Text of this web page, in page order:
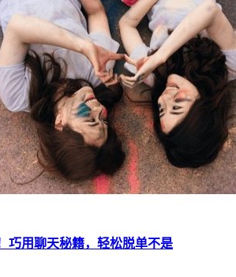
巧用聊天秘籍，轻松脱单不是